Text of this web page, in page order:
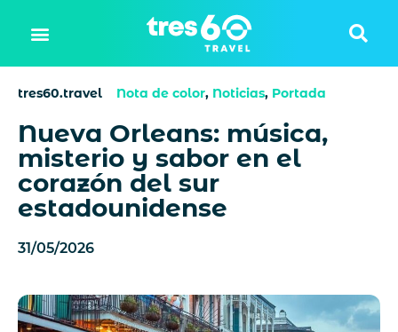
tres60.travel Nota de color, Noticias, Portada
Nueva Orleans: música,
misterio y sabor en el
corazón del sur
estadounidense
31/05/2026